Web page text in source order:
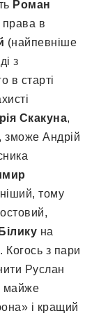
Роман
права в
(найпевніше
з
в старті
Скакуна,
зможе Андрій
тому
на
Когось з пари
Руслан
майже
і кращий